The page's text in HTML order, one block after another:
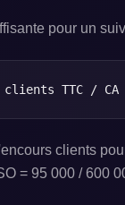
pour un
clients TTC /
clients
= 95 000 / 600